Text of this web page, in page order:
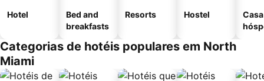
Hotel
Bed and
breakfasts
Resorts Hostel
Categorias de hotéis populares em North
Miami